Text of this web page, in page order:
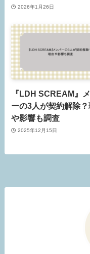
2026年1月26日
『LDH SCREAM』
ーの3人が契約解除？
や影響も調査
2025年12月15日